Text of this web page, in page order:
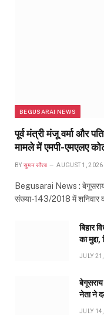
BEGUSARAI NEWS
पूर्व मंत्री मंजू वर्मा और
मामले में एमपी-एमएलए
BY सुमन सौरब AUGUST 1, 2026
Begusarai News : बेगूसराय
संख्या-143/2018 में शनिवार
बिहार
का
JULY
नेता ने
JULY